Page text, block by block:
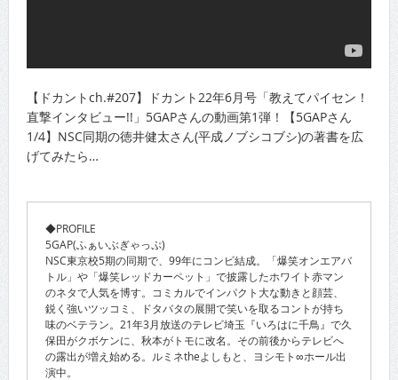
【ドカントch.#207】ドカント22年6月号「教えてパイセン！
直撃インタビュー!!」5GAPさんの動画第1弾！【5GAPさん
1/4】NSC同期の徳井健太さん(平成ノブシコブシ)の著書を広
げてみたら…
◆PROFILE
5GAP(ふぁいぶぎゃっぷ)
NSC東京校5期の同期で、99年にコンビ結成。「爆笑オンエアバ
トル」や「爆笑レッドカーペット」で披露したホワイト赤マン
のネタで人気を博す。コミカルでインパクト大な動きと顔芸、
鋭く強いツッコミ、ドタバタの展開で笑いを取るコントが持ち
味のベテラン。21年3月放送のテレビ埼玉『いろはに千鳥』で久
保田がクボケンに、秋本がトモに改名。その前後からテレビへ
の露出が増え始める。ルミネtheよしもと、ヨシモト∞ホール出
演中。